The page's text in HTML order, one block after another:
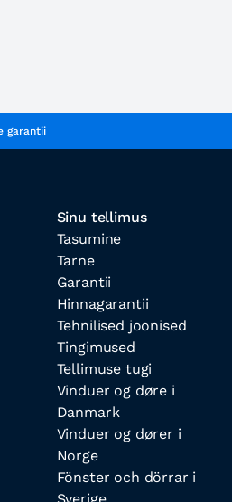
garantii
Sinu tellimus
Tasumine
Tarne
Garantii
Hinnagarantii
Tehnilised joonised
Tingimused
Tellimuse tugi
Vinduer og døre i
Danmark
Vinduer og dører i
Norge
Fönster och dörrar i